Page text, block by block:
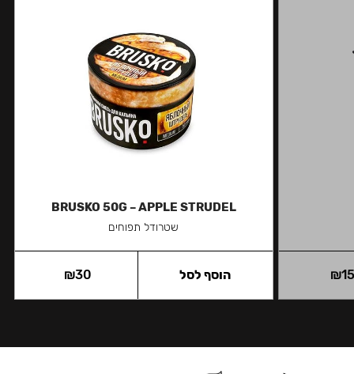
₪15
BRUSKO 50G – APPLE STRUDEL
שטרודל תפוחים
₪30 הוסף לסל